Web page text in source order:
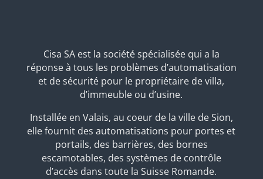
Cisa SA est la société spécialisée qui a la
réponse à tous les problèmes d’automatisation
et de sécurité pour le propriétaire de villa,
d’immeuble ou d’usine.
Installée en Valais, au coeur de la ville de Sion,
elle fournit des automatisations pour portes et
portails, des barrières, des bornes
escamotables, des systèmes de contrôle
d’accès dans toute la Suisse Romande.